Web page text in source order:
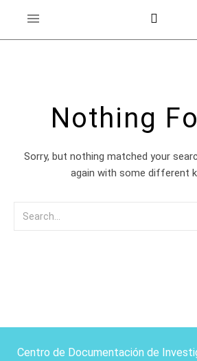
Nothing
Sorry, but nothing matched your
again with some different
Centro de Documentación de